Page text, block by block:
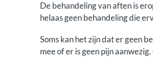
De behandeling van aften is
helaas geen behandeling die
Soms kan het zijn dat er geen
mee of er is geen pijn